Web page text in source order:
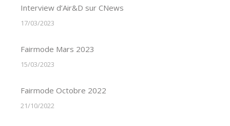
Interview d’Air&D sur CNews
17/03/2023
Fairmode Mars 2023
15/03/2023
Fairmode Octobre 2022
21/10/2022